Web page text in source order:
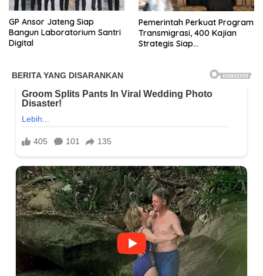
GP Ansor Jateng Siap
Bangun Laboratorium Santri
Digital
Pemerintah Perkuat Program
Transmigrasi, 400 Kajian
Strategis Siap